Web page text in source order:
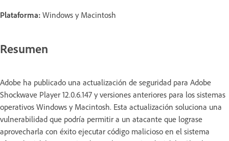
Plataforma: Windows y Macintosh
Resumen
Adobe ha publicado una actualización de seguridad para Adobe
Shockwave Player 12.0.6.147 y versiones anteriores para los sistemas
operativos Windows y Macintosh. Esta actualización soluciona una
vulnerabilidad que podría permitir a un atacante que lograse
aprovecharla con éxito ejecutar código malicioso en el sistema